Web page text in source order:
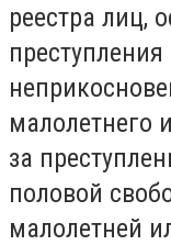
реестра лиц,
малолетнего
за
половой
малолетней